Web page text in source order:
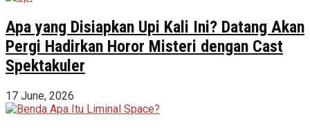
Apa yang Disiapkan Upi Kali Ini? Datang Akan
Pergi Hadirkan Horor Misteri dengan Cast
Spektakuler
17 June, 2026